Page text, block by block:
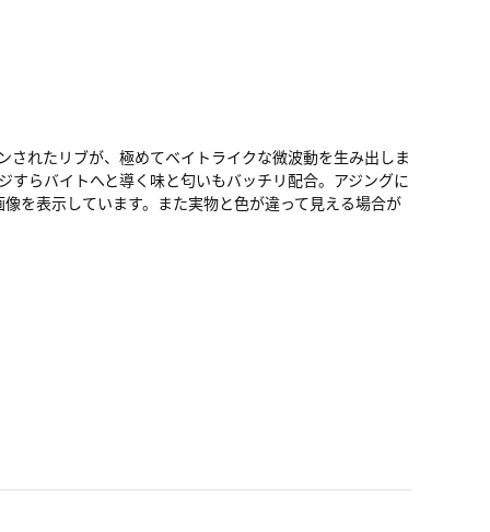
れたリブが、極めてベイトライクな微波動を生み出しま
らバイトへと導く味と匂いもバッチリ配合。アジングに
を表示しています。また実物と色が違って見える場合が